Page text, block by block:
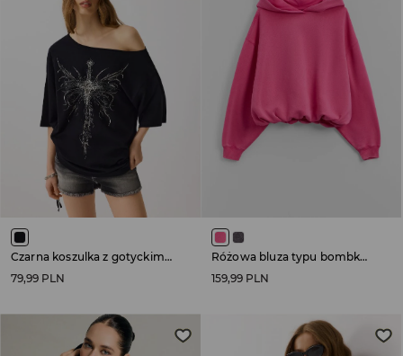
Czarna koszulka z gotyckim nadrukiem
79,99 PLN
Różowa bluza typu bombka z efektem sprania
159,99 PLN